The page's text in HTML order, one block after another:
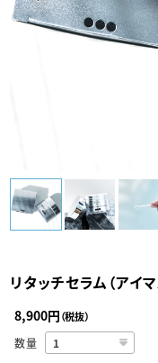
リタッチセラム（アイ
8,900円（税抜）
数量